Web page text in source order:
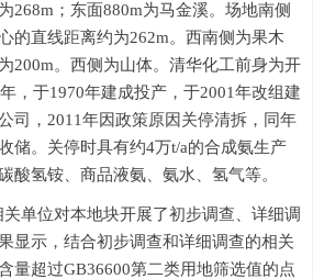
268m ；东面880m为马金溪。场地南侧
的直线距离约为262m。西南侧为果木
200m。西侧为山体。清华化工前身为开
年，于1970年建成投产，于2001年改组建
司， 2011年因政策原因关停清拆，同年
储。关停时具有约4万t/a的合成氨生产
酸氢铵、商品液氨、氨水、氢气等。
关单位对本地块开展了初步调查、详细调
显示，结合初步调查和详细调查的相关
量超过GB36600第二类用地筛选值的点